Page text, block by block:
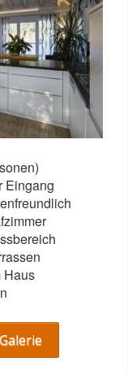
Eingang
Haus